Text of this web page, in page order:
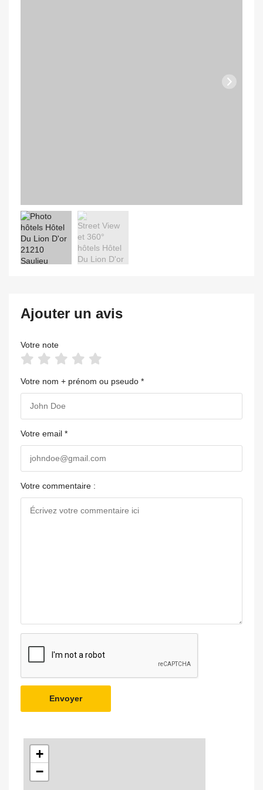
Ajouter un avis
Votre note
Votre nom + prénom ou pseudo *
Votre email *
Votre commentaire :
Envoyer
+
−